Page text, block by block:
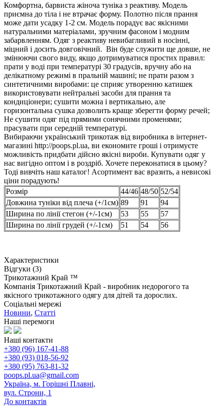
Комфортна, барвиста жіноча туніка з реактиву. Модель
приємна до тіла і не втрачає форму. Полотно після прання
може дати усадку 1-2 см. Модель порадує вас якісними
натуральними матеріалами, зручним фасоном і модним
забарвленням. Одяг з реактиву невибагливий в носінні,
міцний і досить довговічний. Він буде служити ще довше, не
змінюючи свого виду, якщо дотримуватися простих правил:
прати у воді при температурі 30 градусів, вручну або на
делікатному режимі в пральній машині; не прати разом з
синтетичними виробами: це сприяє утворенню катишек
використовувати нейтральні засоби для прання та
кондиціонери; сушити можна і вертикально, але
горизонтальна сушка дозволить краще зберегти форму речей;
Не сушити одяг під прямими сонячними променями;
прасувати при середній температурі.
Вибираючи український трикотаж від виробника в інтернет-
магазині http://poops.pl.ua, ви економите гроші і отримуєте
можливість придбати дійсно якісні вироби. Купувати одяг у
нас вигідно оптом і в роздріб. Хочете переконатися в цьому?
Тоді вивчіть наш каталог! Асортимент вас вразить, а невисокі
ціни порадують!
Розмір
44/46 48/50 52/54
Довжина туніки від плеча (+/1см) 89 91
94
Ширина по лінії стегон (+/-1см)
53 55
57
Ширина по лінії грудей (+/-1см)
51 54 56
Характеристики
Відгуки (3)
Трикотажний Край ™
Компанія Трикотажний Край - виробник недорогого та
якісного трикотажного одягу для дітей та дорослих.
Соціальні мережі
Новини, Статті
Наші перемоги
Наші контакти
+380 (96) 167-41-88
+380 (93) 018-56-92
+380 (95) 763-81-32
poops.pl.ua@gmail.com
Україна, м. Горішні Плавні,
вул. Строни, 1
До контактів